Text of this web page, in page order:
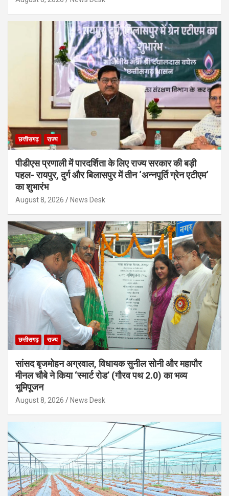
छत्तीसगढ़ राज्य
पीडीएस प्रणाली में पारदर्शिता के लिए राज्य सरकार की बड़ी
पहल- रायपुर, दुर्ग और बिलासपुर में तीन ‘अन्नपूर्ति ग्रेन एटीएम‘
का शुभारंभ
August 8, 2026 News Desk
छत्तीसगढ़ राज्य
सांसद बृजमोहन अग्रवाल, विधायक सुनील सोनी और महापौर
मीनल चौबे ने किया ‘स्मार्ट रोड’ (गौरव पथ 2.0) का भव्य
भूमिपूजन
August 8, 2026 News Desk